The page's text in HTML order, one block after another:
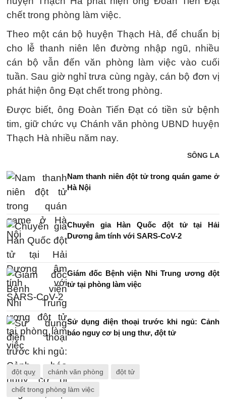
chết trong phòng làm việc.
Theo một cán bộ huyện Thạch Hà, để chuẩn bị
cho lễ thanh niên lên đường nhập ngũ, nhiều
cán bộ vẫn đến văn phòng làm việc vào cuối
tuần. Sau giờ nghỉ trưa cùng ngày, cán bộ đơn vị
phát hiện ông Đạt chết trong phòng.
Được biết, ông Đoàn Tiến Đạt có tiền sử bệnh
tim, giữ chức vụ Chánh văn phòng UBND huyện
Thạch Hà nhiều năm nay.
SÔNG LA
Nam thanh niên đột tử trong quán game ở
Hà Nội
Chuyên gia Hàn Quốc đột tử tại Hải
Dương âm tính với SARS-CoV-2
Giám đốc Bệnh viện Nhi Trung ương đột
tử tại phòng làm việc
Sử dụng điện thoại trước khi ngủ: Cảnh
báo nguy cơ bị ung thư, đột tử
đột quỵ chánh văn phòng đột tử
chết trong phòng làm việc